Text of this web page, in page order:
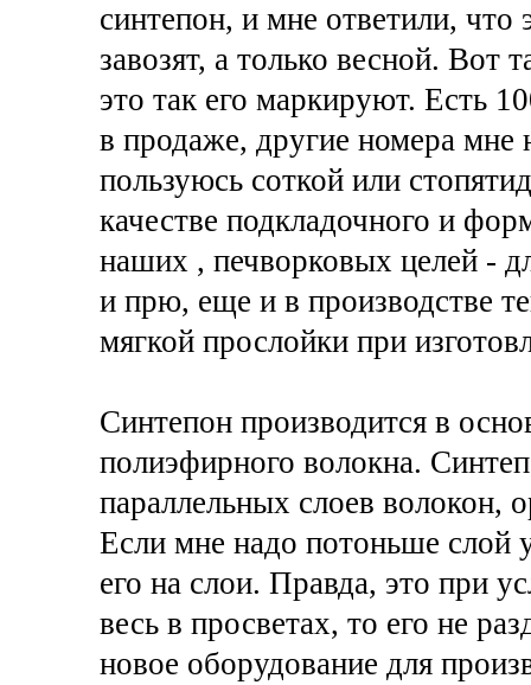
синтепон, и мне ответили, что
завозят, а только весной. Вот
это так его маркируют. Есть
в продаже, другие номера мне
пользуюсь соткой или
качестве подкладочного и
наших , печворковых целей -
и прю, еще и в производстве
мягкой прослойки при
Синтепон производится в
полиэфирного волокна.
параллельных слоев волокон,
Если мне надо потоньше слой
его на слои. Правда, это при
весь в просветах, то его не
новое оборудование для